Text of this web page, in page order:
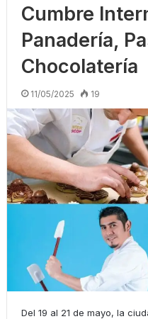
Cumbre
Panadería,
Chocolatería
11/05/2025 19
Del 19 al 21 de mayo, la